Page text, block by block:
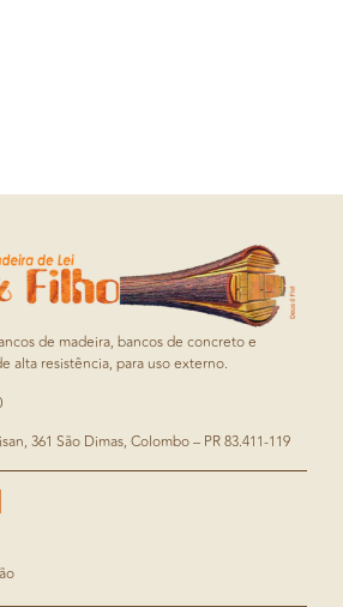
de madeira, bancos de concreto e
alta resistência, para uso externo.
361 São Dimas, Colombo – PR 83.411-119